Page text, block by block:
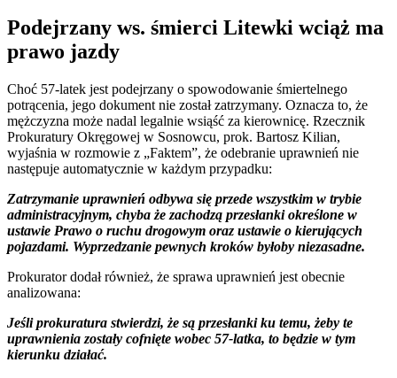
Podejrzany ws. śmierci Litewki wciąż ma
prawo jazdy
Choć 57-latek jest podejrzany o spowodowanie śmiertelnego
potrącenia, jego dokument nie został zatrzymany. Oznacza to, że
mężczyzna może nadal legalnie wsiąść za kierownicę. Rzecznik
Prokuratury Okręgowej w Sosnowcu, prok. Bartosz Kilian,
wyjaśnia w rozmowie z „Faktem”, że odebranie uprawnień nie
następuje automatycznie w każdym przypadku:
Zatrzymanie uprawnień odbywa się przede wszystkim w trybie
administracyjnym, chyba że zachodzą przesłanki określone w
ustawie Prawo o ruchu drogowym oraz ustawie o kierujących
pojazdami. Wyprzedzanie pewnych kroków byłoby niezasadne.
Prokurator dodał również, że sprawa uprawnień jest obecnie
analizowana:
Jeśli prokuratura stwierdzi, że są przesłanki ku temu, żeby te
uprawnienia zostały cofnięte wobec 57-latka, to będzie w tym
kierunku działać.